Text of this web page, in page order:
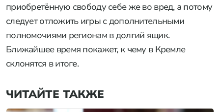
приобретённую свободу себе же во вред, а потому
следует отложить игры с дополнительными
полномочиями регионам в долгий ящик.
Ближайшее время покажет, к чему в Кремле
склонятся в итоге.
ЧИТАЙТЕ ТАКЖЕ